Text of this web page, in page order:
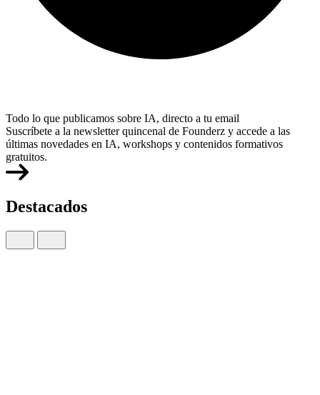
Todo lo que publicamos sobre IA, directo a tu email
Suscríbete a la newsletter quincenal de Founderz y accede a las
últimas novedades en IA, workshops y contenidos formativos
gratuitos.
Destacados